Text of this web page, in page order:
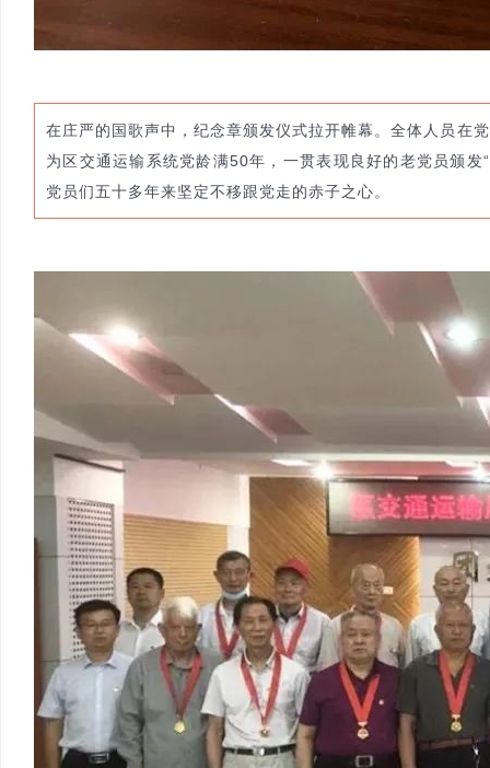
在庄严的国歌声中，纪念章颁发仪式拉开帷幕。全体人员在
为区交通运输系统党龄满50年，一贯表现良好的老党员颁
党员们五十多年来坚定不移跟党走的赤子之心。